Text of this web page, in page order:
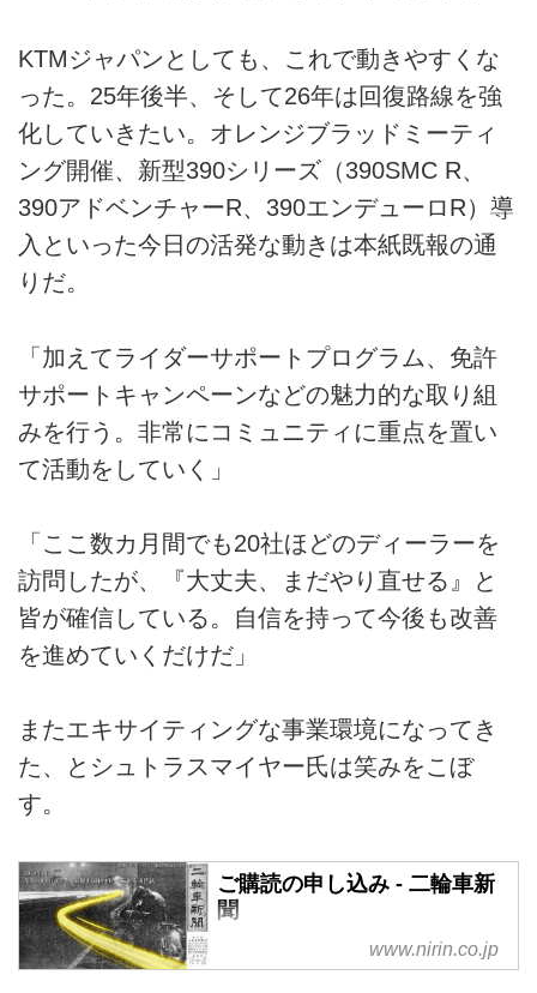
KTMジャパンとしても、これで動きやすくな
った。25年後半、そして26年は回復路線を強
化していきたい。オレンジブラッドミーティ
ング開催、新型390シリーズ（390SMC R、
390アドベンチャーR、390エンデューロR）導
入といった今日の活発な動きは本紙既報の通
りだ。
「加えてライダーサポートプログラム、免許
サポートキャンペーンなどの魅力的な取り組
みを行う。非常にコミュニティに重点を置い
て活動をしていく」
「ここ数カ月間でも20社ほどのディーラーを
訪問したが、『大丈夫、まだやり直せる』と
皆が確信している。自信を持って今後も改善
を進めていくだけだ」
またエキサイティングな事業環境になってき
た、とシュトラスマイヤー氏は笑みをこぼ
す。
ご購読の申し込み - 二輪車新
聞
www.nirin.co.jp